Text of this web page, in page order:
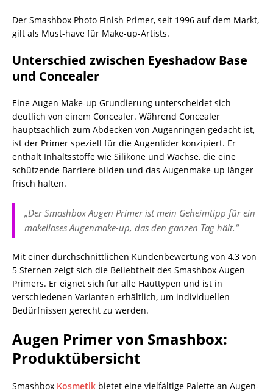
Der Smashbox Photo Finish Primer, seit 1996 auf dem Markt,
gilt als Must-have für Make-up-Artists.
Unterschied zwischen Eyeshadow Base
und Concealer
Eine Augen Make-up Grundierung unterscheidet sich
deutlich von einem Concealer. Während Concealer
hauptsächlich zum Abdecken von Augenringen gedacht ist,
ist der Primer speziell für die Augenlider konzipiert. Er
enthält Inhaltsstoffe wie Silikone und Wachse, die eine
schützende Barriere bilden und das Augenmake-up länger
frisch halten.
„Der Smashbox Augen Primer ist mein Geheimtipp für ein
makelloses Augenmake-up, das den ganzen Tag hält.“
Mit einer durchschnittlichen Kundenbewertung von 4,3 von
5 Sternen zeigt sich die Beliebtheit des Smashbox Augen
Primers. Er eignet sich für alle Hauttypen und ist in
verschiedenen Varianten erhältlich, um individuellen
Bedürfnissen gerecht zu werden.
Augen Primer von Smashbox:
Produktübersicht
Smashbox Kosmetik bietet eine vielfältige Palette an Augen-